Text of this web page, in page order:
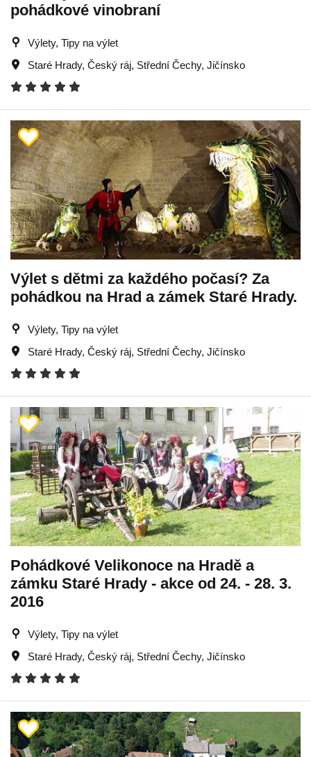
pohádkové vinobraní
Výlety, Tipy na výlet
Staré Hrady, Český ráj, Střední Čechy, Jičínsko
Výlet s dětmi za každého počasí? Za
pohádkou na Hrad a zámek Staré Hrady.
Výlety, Tipy na výlet
Staré Hrady, Český ráj, Střední Čechy, Jičínsko
Pohádkové Velikonoce na Hradě a
zámku Staré Hrady - akce od 24. - 28. 3.
2016
Výlety, Tipy na výlet
Staré Hrady, Český ráj, Střední Čechy, Jičínsko